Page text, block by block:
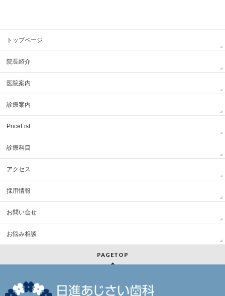
トップページ
院長紹介
医院案内
診療案内
PriceList
診療科目
アクセス
採用情報
お問い合せ
お悩み相談
PAGETOP